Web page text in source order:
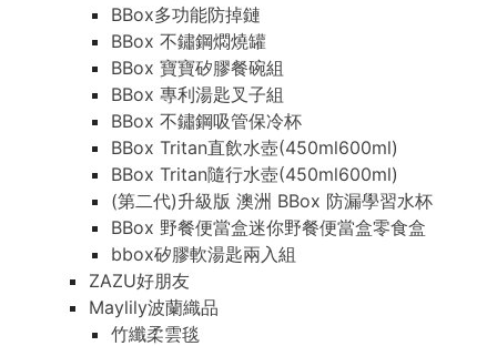
BBox多功能防掉鏈
BBox 不鏽鋼燜燒罐
BBox 寶寶矽膠餐碗組
BBox 專利湯匙叉子組
BBox 不鏽鋼吸管保冷杯
BBox Tritan直飲水壺(450ml600ml)
BBox Tritan隨行水壺(450ml600ml)
(第二代)升級版 澳洲 BBox 防漏學習水杯
BBox 野餐便當盒迷你野餐便當盒零食盒
bbox矽膠軟湯匙兩入組
ZAZU好朋友
Maylily波蘭織品
竹纖柔雲毯